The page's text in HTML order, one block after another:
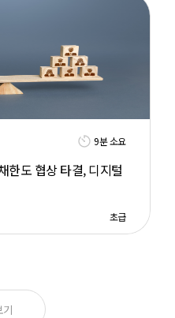
9분 소요
도 협상 타결, 디지털
초급
기